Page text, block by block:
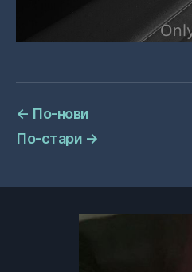
← По-нови
По-стари →